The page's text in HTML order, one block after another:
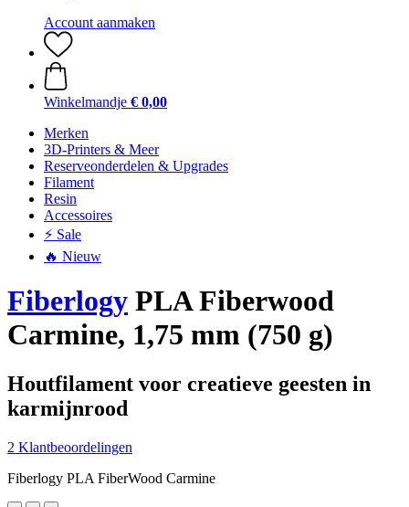
Account aanmaken
Winkelmandje € 0,00
Merken
3D-Printers & Meer
Reserveonderdelen & Upgrades
Filament
Resin
Accessoires
⚡ Sale
🔥 Nieuw
Fiberlogy PLA Fiberwood
Carmine, 1,75 mm (750 g)
Houtfilament voor creatieve geesten in
karmijnrood
2 Klantbeoordelingen
Fiberlogy PLA FiberWood Carmine